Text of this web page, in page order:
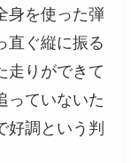
身を使った弾
直ぐ縦に振る
走りができて
っていないた
好調という判